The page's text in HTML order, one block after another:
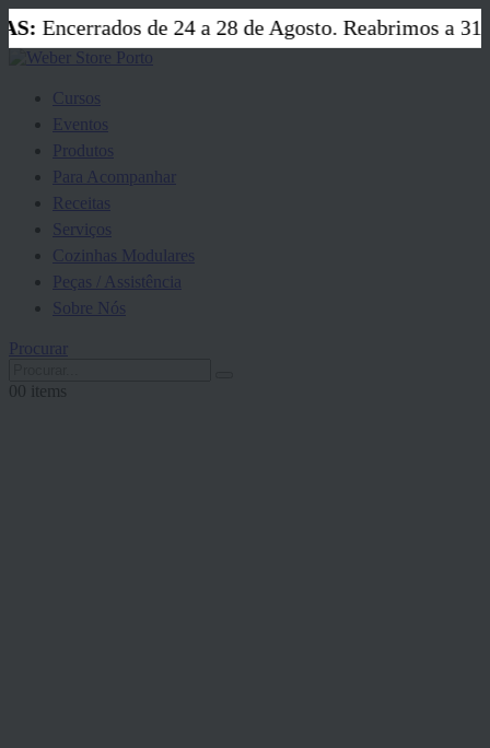
Encerrados de 24 a 28 de Agosto. Reabrimos a 31
Cursos
Eventos
Produtos
Para Acompanhar
Receitas
Serviços
Cozinhas Modulares
Peças / Assistência
Sobre Nós
Procurar
00 items